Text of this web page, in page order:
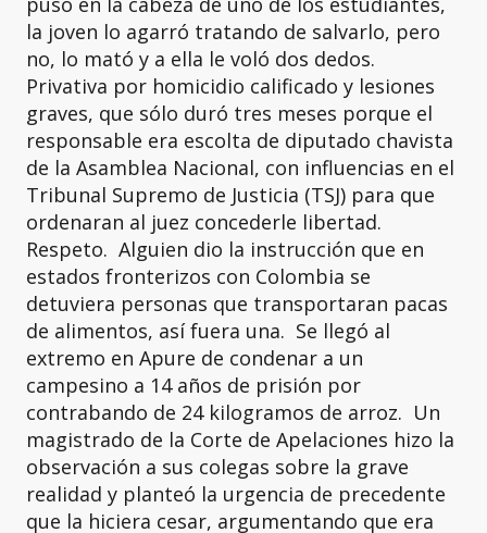
la joven lo agarró tratando de salvarlo, pero
no, lo mató y a ella le voló dos dedos.
Privativa por homicidio calificado y lesiones
graves, que sólo duró tres meses porque el
responsable era escolta de diputado chavista
de la Asamblea Nacional, con influencias en el
Tribunal Supremo de Justicia (TSJ) para que
ordenaran al juez concederle libertad.
Respeto. Alguien dio la instrucción que en
estados fronterizos con Colombia se
detuviera personas que transportaran pacas
de alimentos, así fuera una. Se llegó al
extremo en Apure de condenar a un
campesino a 14 años de prisión por
contrabando de 24 kilogramos de arroz. Un
magistrado de la Corte de Apelaciones hizo la
observación a sus colegas sobre la grave
realidad y planteó la urgencia de precedente
que la hiciera cesar, argumentando que era